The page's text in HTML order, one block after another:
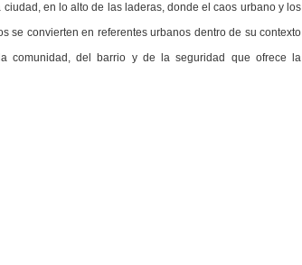
en lo alto de las laderas, donde el caos urbano y los
se convierten en referentes urbanos dentro de su contexto
comunidad, del barrio y de la seguridad que ofrece la